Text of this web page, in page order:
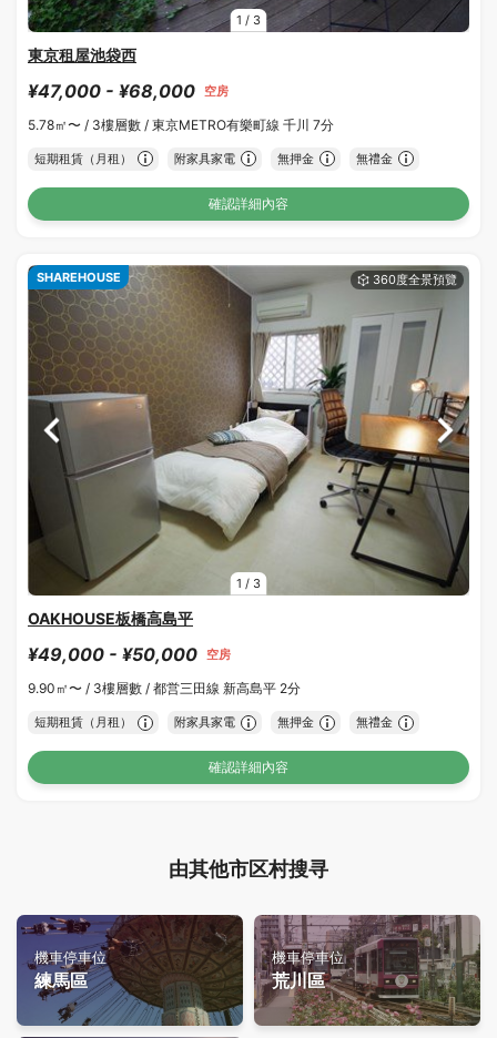
1 / 3
東京租屋池袋西
¥47,000 - ¥68,000 空房
5.78㎡〜 / 3樓層數 / 東京METRO有樂町線 千川 7分
短期租賃（月租） 附家具家電 無押金 無禮金
確認詳細內容
1 / 3
SHAREHOUSE
OAKHOUSE板橋高島平
¥49,000 - ¥50,000 空房
9.90㎡〜 / 3樓層數 / 都営三田線 新高島平 2分
短期租賃（月租） 附家具家電 無押金 無禮金
確認詳細內容
由其他市区村搜寻
機車停車位
練馬區
機車停車位
荒川區